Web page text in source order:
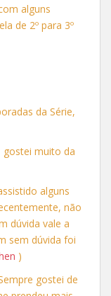
alguns
de 2º para 3º
da Série,
gostei muito da
alguns
não
dúvida vale a
sem dúvida foi
)
gostei de